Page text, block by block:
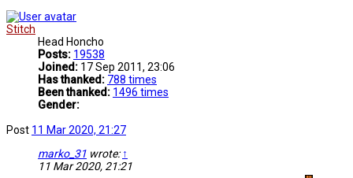
Stitch
Head Honcho
Posts: 19538
Joined: 17 Sep 2011, 23:06
Has thanked: 788 times
Been thanked: 1496 times
Gender:
Post 11 Mar 2020, 21:27
marko_31 wrote: ↑
11 Mar 2020, 21:21